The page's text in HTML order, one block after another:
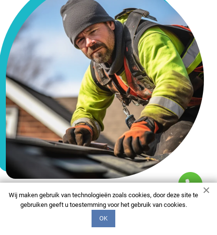
FAQ
Wij maken gebruik van technologieën zoals cookies, door deze site te
gebruiken geeft u toestemming voor het gebruik van cookies.
OK